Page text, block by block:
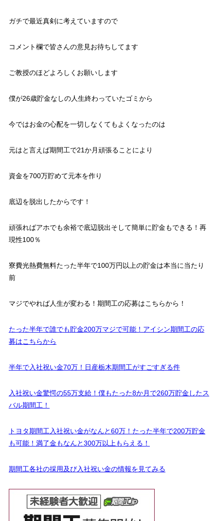
ガチで最近真剣に考えていますので
コメント欄で皆さんの意見お待ちしてます
ご教授のほどよろしくお願いします
僕が26歳貯金なしの人生終わっていたゴミから
今ではお金の心配を一切しなくてもよくなったのは
元はと言えば期間工で21か月頑張ることにより
資金を700万貯めて元本を作り
底辺を脱出したからです！
頑張ればアホでも余裕で底辺脱出そして簡単に貯金もできる！再
現性100％
寮費光熱費無料たった半年で100万円以上の貯金は本当に当たり
前
マジでやれば人生が変わる！期間工の応募はこちらから！
たった半年で誰でも貯金200万マジで可能！アイシン期間工の応
募はこちらから
半年で入社祝い金70万！日産栃木期間工がすごすぎる件
入社祝い金驚愕の55万支給！僕もたった8か月で260万貯金したス
バル期間工！
トヨタ期間工入社祝い金がなんと60万！たった半年で200万貯金
も可能！満了金もなんと300万以上もらえる！
期間工各社の採用及び入社祝い金の情報を見てみる